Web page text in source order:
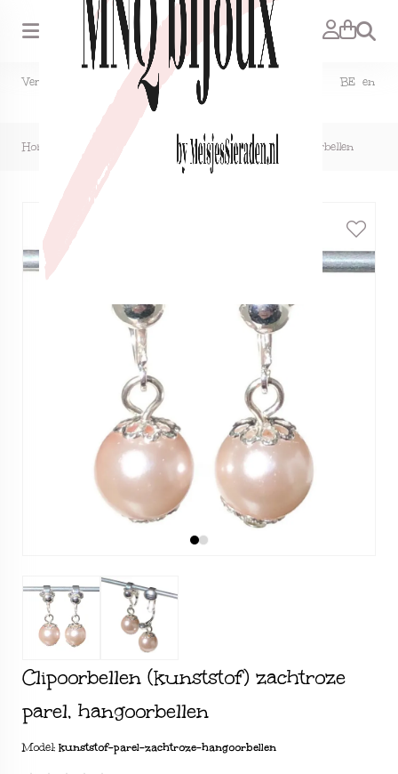
Zoeken
Verzendkosten NL €1,50, GRATIS bij bestelling vanaf €15. BE en
DE €2,95, GRATIS verzenden vanaf €50.
Home Clipoorbellen (kunststof) zachtroze parel, hangoorbellen
Clipoorbellen (kunststof) zachtroze
parel, hangoorbellen
Model: kunststof-parel-zachtroze-hangoorbellen